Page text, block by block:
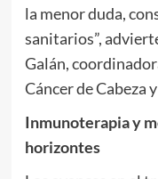
la menor duda,
sanitarios”,
Galán,
Cáncer de Cabeza
Inmunoterapia y
horizontes